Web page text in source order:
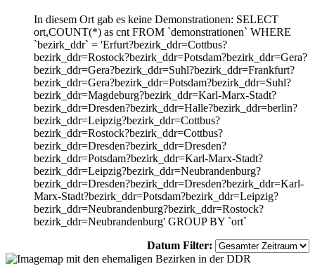
In diesem Ort gab es keine Demonstrationen: SELECT
ort,COUNT(*) as cnt FROM `demonstrationen` WHERE
`bezirk_ddr` = 'Erfurt?bezirk_ddr=Cottbus?
bezirk_ddr=Rostock?bezirk_ddr=Potsdam?bezirk_ddr=Gera?
bezirk_ddr=Gera?bezirk_ddr=Suhl?bezirk_ddr=Frankfurt?
bezirk_ddr=Gera?bezirk_ddr=Potsdam?bezirk_ddr=Suhl?
bezirk_ddr=Magdeburg?bezirk_ddr=Karl-Marx-Stadt?
bezirk_ddr=Dresden?bezirk_ddr=Halle?bezirk_ddr=berlin?
bezirk_ddr=Leipzig?bezirk_ddr=Cottbus?
bezirk_ddr=Rostock?bezirk_ddr=Cottbus?
bezirk_ddr=Dresden?bezirk_ddr=Dresden?
bezirk_ddr=Potsdam?bezirk_ddr=Karl-Marx-Stadt?
bezirk_ddr=Leipzig?bezirk_ddr=Neubrandenburg?
bezirk_ddr=Dresden?bezirk_ddr=Dresden?bezirk_ddr=Karl-
Marx-Stadt?bezirk_ddr=Potsdam?bezirk_ddr=Leipzig?
bezirk_ddr=Neubrandenburg?bezirk_ddr=Rostock?
bezirk_ddr=Neubrandenburg' GROUP BY `ort`
Datum Filter: